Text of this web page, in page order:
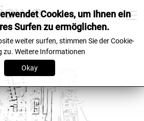
Cookies, um Ihnen ein
Surfen zu ermöglichen.
weiter surfen, stimmen Sie der Cookie-
zu. Weitere Informationen
Okay